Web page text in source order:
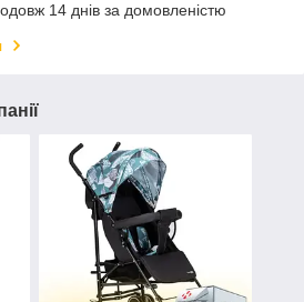
14 днів за домовленістю